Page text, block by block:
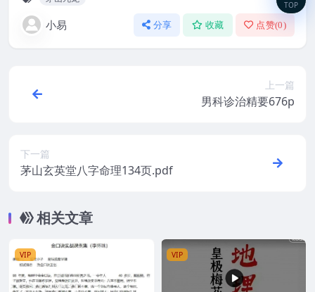
小易 分享 收藏 点赞(0)
上一篇
男科诊治精要676p
下一篇
茅山玄英堂八字命理134页.pdf
相关文章
VIP VIP
TOP